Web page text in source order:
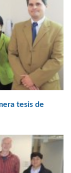
tesis de